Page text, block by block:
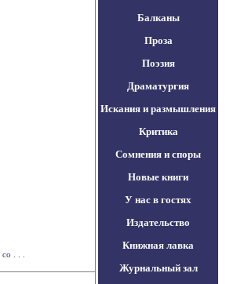
. . .
Балканы
Проза
Поэзия
Драматургия
Искания и размышления
Критика
Сомнения и споры
Новые книги
У нас в гостях
Издательство
Книжная лавка
Журнальный зал